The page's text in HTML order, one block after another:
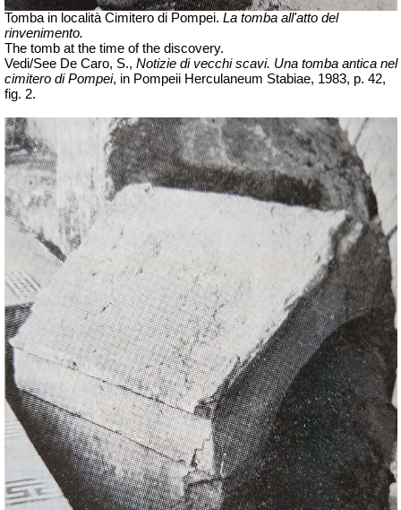
Tomba in località Cimitero di Pompei. La tomba all'atto del
rinvenimento.
The tomb at the time of the discovery.
Vedi/See De Caro, S., Notizie di vecchi scavi. Una tomba antica nel
cimitero di Pompei, in Pompeii Herculaneum Stabiae, 1983, p. 42,
fig. 2.